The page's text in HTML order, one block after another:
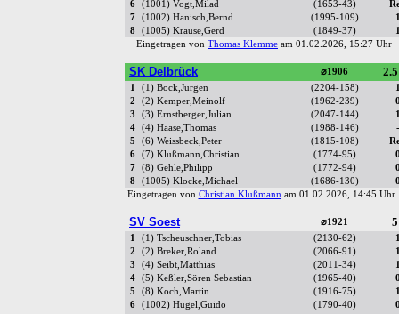
6
(1001) Vogt,Milad (1653-43)
7
(1002) Hanisch,Bernd (1995-109)
8
(1005) Krause,Gerd (1849-37)
Eingetragen von Thomas Klemme am 01.02.2026, 15:27 Uhr
SK Delbrück ⌀1906
1 (1) Bock,Jürgen (2204-158)
2
(2) Kemper,Meinolf (1962-239)
3
(3) Ernstberger,Julian (2047-144)
4
(4) Haase,Thomas (1988-146)
5
(6) Weissbeck,Peter (1815-108)
6
(7) Klußmann,Christian (1774-95)
7
(8) Gehle,Philipp (1772-94)
8
(1005) Klocke,Michael (1686-130)
Eingetragen von Christian Klußmannam 01.02.2026, 14:45
SV Soest ⌀1921
1 (1) Tscheuschner,Tobias (2130-62)
2
(2) Breker,Roland (2066-91)
3
(4) Seibt,Matthias (2011-34)
4
(5) Keßler,Sören Sebastian (1965-40)
5
(8) Koch,Martin (1916-75)
6
(1002) Hügel,Guido (1790-40)